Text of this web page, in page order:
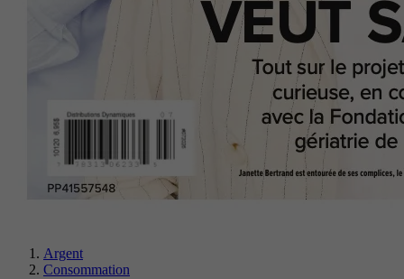
Argent
Consommation